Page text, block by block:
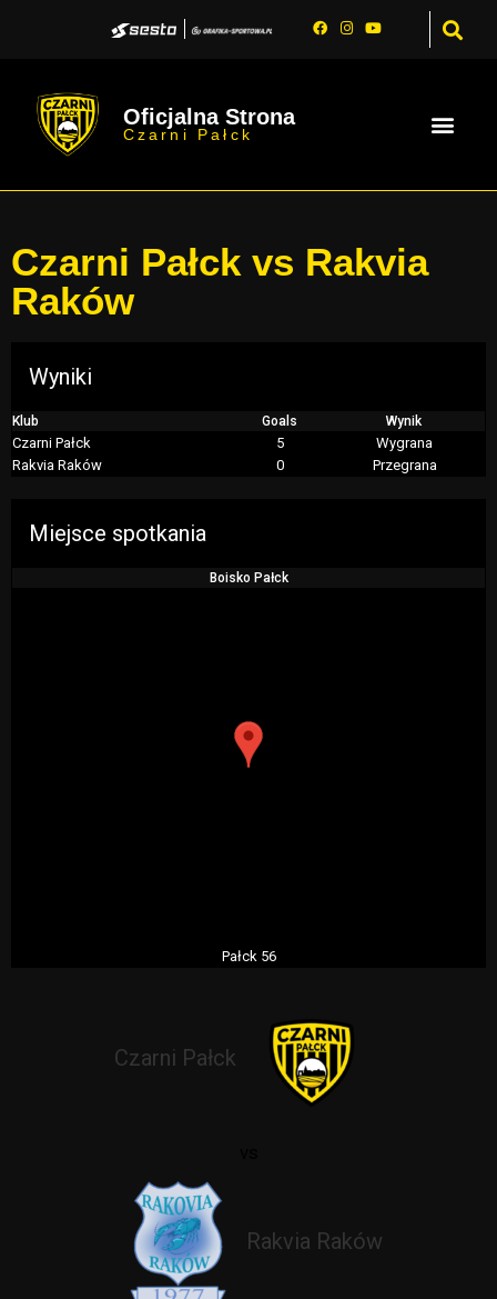
Oficjalna Strona
Czarni Pałck
Czarni Pałck vs Rakvia
Raków
Wyniki
Klub Goals Wynik
Czarni Pałck 5
Wygrana
Rakvia Raków
0 Przegrana
Miejsce spotkania
Boisko Pałck
Pałck 56
Czarni Pałck
Rakvia Raków